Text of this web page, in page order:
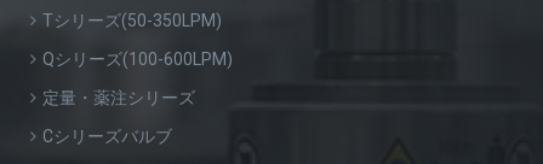
Tシリーズ(50-350LPM)
Qシリーズ(100-600LPM)
定量・薬注シリーズ
Cシリーズバルブ